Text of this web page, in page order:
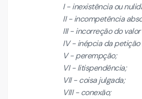
I - inexistência ou
II - incompetência
III - incorreção do
IV - inépcia da petição
V - perempção;
VI - litispendência;
VII - coisa julgada;
VIII - conexão;